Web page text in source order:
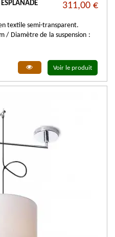
311,00 €
textile semi-transparent.
/ Diamètre de la suspension :
Voir le produit